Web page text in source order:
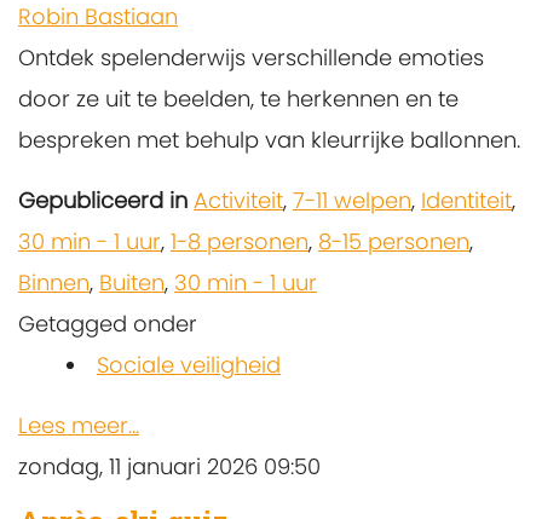
Robin Bastiaan
Ontdek spelenderwijs verschillende emoties
door ze uit te beelden, te herkennen en te
bespreken met behulp van kleurrijke ballonnen.
Gepubliceerd in Activiteit, 7-11 welpen, Identiteit,
30 min - 1 uur, 1-8 personen, 8-15 personen,
Binnen, Buiten, 30 min - 1 uur
Getagged onder
Sociale veiligheid
Lees meer...
zondag, 11 januari 2026 09:50